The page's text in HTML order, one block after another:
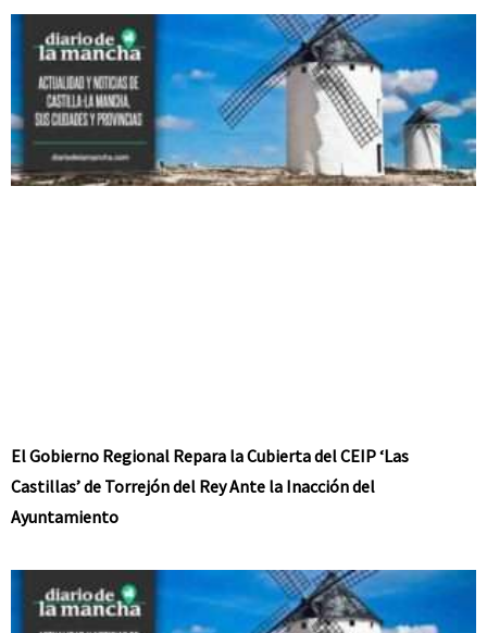
El Gobierno Regional Repara la Cubierta del CEIP ‘Las
Castillas’ de Torrejón del Rey Ante la Inacción del
Ayuntamiento